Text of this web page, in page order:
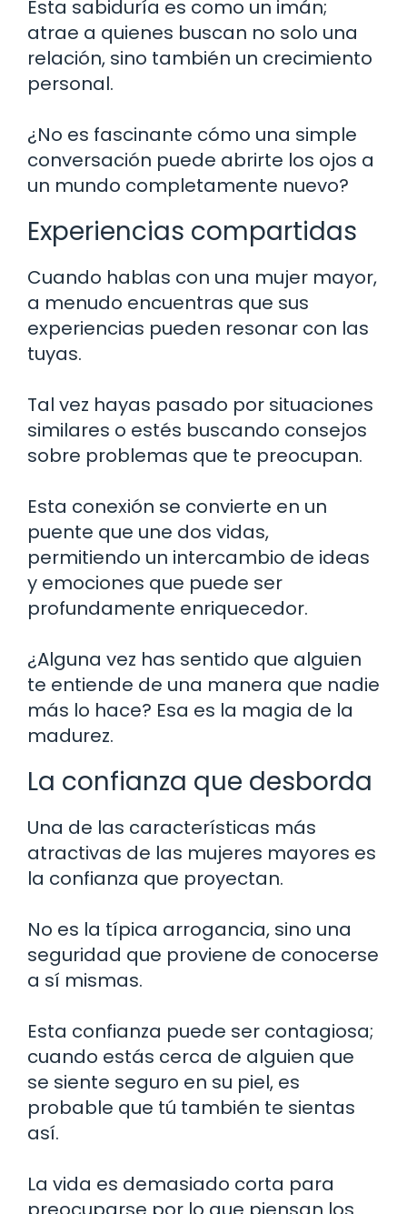
Esta sabiduría es como un imán;
atrae a quienes buscan no solo una
relación, sino también un crecimiento
personal.
¿No es fascinante cómo una simple
conversación puede abrirte los ojos a
un mundo completamente nuevo?
Experiencias compartidas
Cuando hablas con una mujer mayor,
a menudo encuentras que sus
experiencias pueden resonar con las
tuyas.
Tal vez hayas pasado por situaciones
similares o estés buscando consejos
sobre problemas que te preocupan.
Esta conexión se convierte en un
puente que une dos vidas,
permitiendo un intercambio de ideas
y emociones que puede ser
profundamente enriquecedor.
¿Alguna vez has sentido que alguien
te entiende de una manera que nadie
más lo hace? Esa es la magia de la
madurez.
La confianza que desborda
Una de las características más
atractivas de las mujeres mayores es
la confianza que proyectan.
No es la típica arrogancia, sino una
seguridad que proviene de conocerse
a sí mismas.
Esta confianza puede ser contagiosa;
cuando estás cerca de alguien que
se siente seguro en su piel, es
probable que tú también te sientas
así.
La vida es demasiado corta para